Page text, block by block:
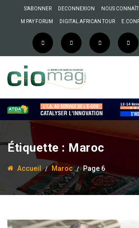
S’ABONNER DECONNEXION NOUS
M PAY FORUM DIGITAL AFRICAN TOUR
Étiquette : Maroc
Accueil Maroc Page 6